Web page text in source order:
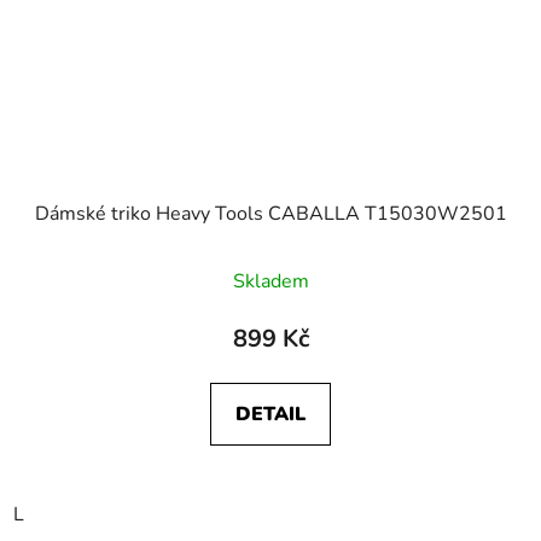
Dámské triko Heavy Tools CABALLA T15030W2501
Skladem
899 Kč
DETAIL
L